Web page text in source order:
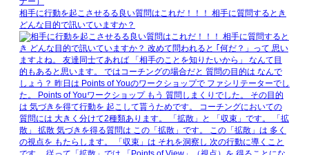
相手に行動を起こさせるる良い質問はこれだ！！！ 相手に質問するとき
どんな目的で訊いていますか？